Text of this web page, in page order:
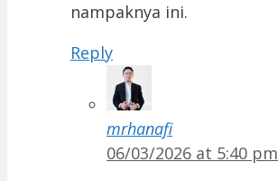
nampaknya ini.
Reply
mrhanafi
06/03/2026 at 5:40 pm